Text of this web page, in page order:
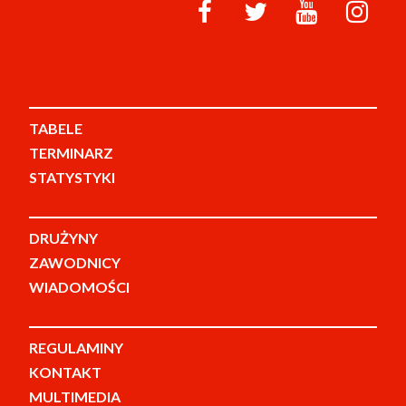
TABELE
TERMINARZ
STATYSTYKI
DRUŻYNY
ZAWODNICY
WIADOMOŚCI
REGULAMINY
KONTAKT
MULTIMEDIA